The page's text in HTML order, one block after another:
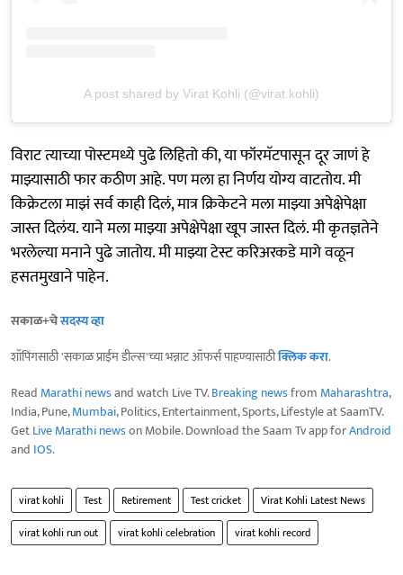
A post shared by Virat Kohli (@virat.kohli)
विराट त्याच्या पोस्टमध्ये पुढे लिहितो की, या फॉरमॅटपासून दूर जाणं हे
माझ्यासाठी फार कठीण आहे. पण मला हा निर्णय योग्य वाटतोय. मी
किक्रेटला माझं सर्व काही दिलं, मात्र क्रिकेटने मला माझ्या अपेक्षेपेक्षा
जास्त दिलंय. याने मला माझ्या अपेक्षेपेक्षा खूप जास्त दिलं. मी कृतज्ञतेने
भरलेल्या मनाने पुढे जातोय. मी माझ्या टेस्ट करिअरकडे मागे वळून
हसतमुखाने पाहेन.
सकाळ+चेसदस्य व्हा
शॉपिंगसाठी 'सकाळ प्राईम डील्स'च्या भन्नाट ऑफर्स पाहण्यासाठीक्लिक करा.
Read Marathi newsand watch Live TV.Breaking newsfrom Maharashtra,
India, Pune,Mumbai, Politics, Entertainment, Sports, Lifestyle at SaamTV.
GetLive Marathi newson Mobile. Download the Saam Tv app forAndroid
and IOS.
virat kohli Test Retirement Test cricket
Virat Kohli Latest News
virat kohli run out
virat kohli celebration virat kohli record